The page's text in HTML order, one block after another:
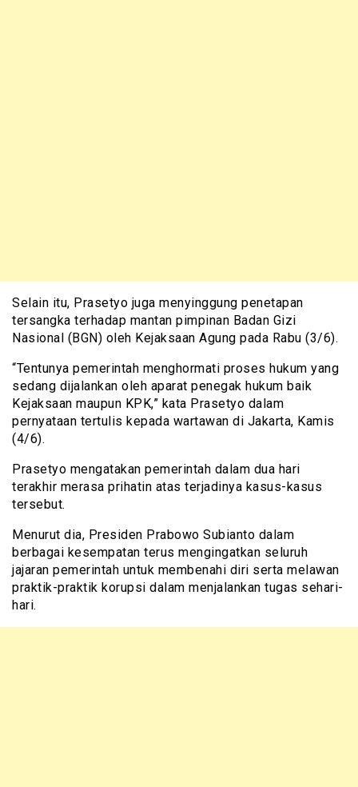
Selain itu, Prasetyo juga menyinggung penetapan
tersangka terhadap mantan pimpinan Badan Gizi
Nasional (BGN) oleh Kejaksaan Agung pada Rabu (3/6).
“Tentunya pemerintah menghormati proses hukum yang
sedang dijalankan oleh aparat penegak hukum baik
Kejaksaan maupun KPK,” kata Prasetyo dalam
pernyataan tertulis kepada wartawan di Jakarta, Kamis
(4/6).
Prasetyo mengatakan pemerintah dalam dua hari
terakhir merasa prihatin atas terjadinya kasus-kasus
tersebut.
Menurut dia, Presiden Prabowo Subianto dalam
berbagai kesempatan terus mengingatkan seluruh
jajaran pemerintah untuk membenahi diri serta melawan
praktik-praktik korupsi dalam menjalankan tugas sehari-
hari.